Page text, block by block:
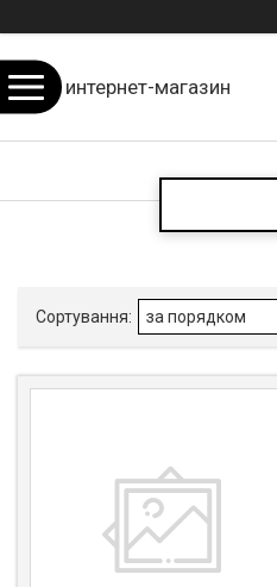
интернет-магазин